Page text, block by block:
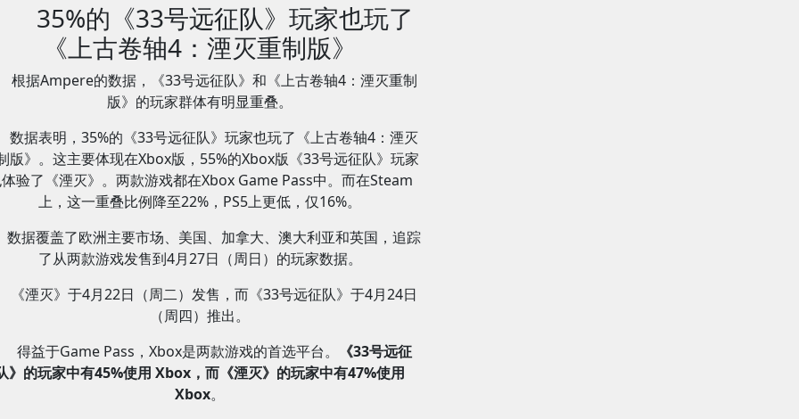
35%的《33号远征队》玩家也玩了
《上古卷轴4：湮灭重制版》
根据Ampere的数据，《33号远征队》和《上古卷轴4：湮灭重制
版》的玩家群体有明显重叠。
数据表明，35%的《33号远征队》玩家也玩了《上古卷轴4：湮灭
版》。这主要体现在Xbox版，55%的Xbox版《33号远征队》玩家
验了《湮灭》。两款游戏都在Xbox Game Pass中。而在Steam
上，这一重叠比例降至22%，PS5上更低，仅16%。
数据覆盖了欧洲主要市场、美国、加拿大、澳大利亚和英国，追踪
了从两款游戏发售到4月27日（周日）的玩家数据。
《湮灭》于4月22日（周二）发售，而《33号远征队》于4月24日
（周四）推出。
得益于Game Pass，Xbox是两款游戏的首选平台。
《33号远征
》的玩家中有45%使用 Xbox，而《湮灭》的玩家中有47%使用
Xbox。